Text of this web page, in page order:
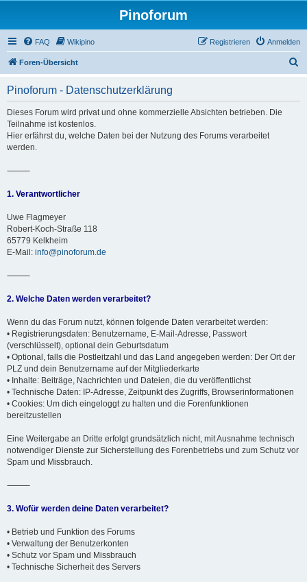
Pinoforum
FAQ Wikipino Anmelden
Registrieren
Foren-Übersicht
Pinoforum - Datenschutzerklärung
Dieses Forum wird privat und ohne kommerzielle Absichten betrieben. Die
Teilnahme ist kostenlos.
Hier erfährst du, welche Daten bei der Nutzung des Forums verarbeitet
werden.
⸻
1. Verantwortlicher
Uwe Flagmeyer
Robert-Koch-Straße 118
65779 Kelkheim
E-Mail: info@pinoforum.de
⸻
2. Welche Daten werden verarbeitet?
Wenn du das Forum nutzt, können folgende Daten verarbeitet werden:
• Registrierungsdaten: Benutzername, E-Mail-Adresse, Passwort
(verschlüsselt), optional dein Geburtsdatum
• Optional, falls die Postleitzahl und das Land angegeben werden: Der Ort der
PLZ und dein Benutzername auf der Mitgliederkarte
• Inhalte: Beiträge, Nachrichten und Dateien, die du veröffentlichst
• Technische Daten: IP-Adresse, Zeitpunkt des Zugriffs, Browserinformationen
• Cookies: Um dich eingeloggt zu halten und die Forenfunktionen
bereitzustellen
Eine Weitergabe an Dritte erfolgt grundsätzlich nicht, mit Ausnahme technisch
notwendiger Dienste zur Sicherstellung des Forenbetriebs und zum Schutz vor
Spam und Missbrauch.
⸻
3. Wofür werden deine Daten verarbeitet?
• Betrieb und Funktion des Forums
• Verwaltung der Benutzerkonten
• Schutz vor Spam und Missbrauch
• Technische Sicherheit des Servers